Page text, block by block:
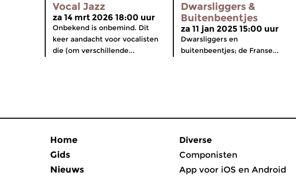
Vocal Jazz
za 14 mrt 2026 18:00 uur
Onbekend is onbemind. Dit
keer aandacht voor vocalisten
die (om verschillende...
Dwarsliggers &
Buitenbeentjes
za 11 jan 2025 15:00 uur
Dwarsliggers en
buitenbeentjes; de Franse...
Home
Gids
Nieuws
Diverse
Componisten
App voor iOS en Android